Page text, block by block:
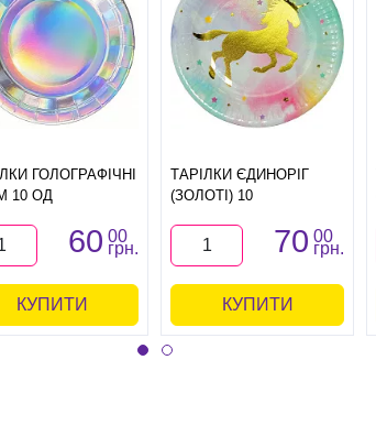
ГОЛОГРАФІЧНІ
10 ОД
60 00
грн.
КУПИТИ
ТАРІЛКИ ЄДИНОРІГ
(ЗОЛОТІ) 10
70 00
грн.
КУПИТИ